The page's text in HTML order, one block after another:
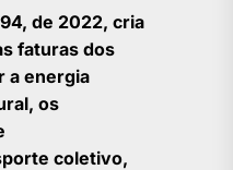
de 2022, cria
faturas dos
a energia
os
coletivo,